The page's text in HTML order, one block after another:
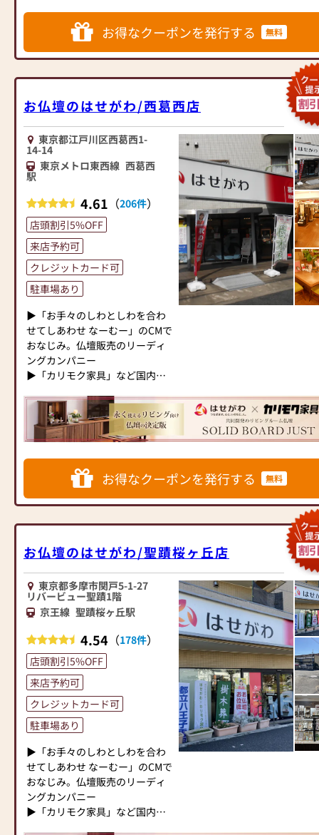
神・仏具の専門店として多くの
お客様に支えられてまいりまし
た。製造から販売まで、より迅
する事をモットーに、日々精進
お客様のお近くの仏壇店、お仏
壇の日本堂町田駅前店に何なり
とお申し付け頂きますようにお
願いを申し上げます。
東京都伝統工芸品の東京仏壇を
はじめ唐木仏壇・現代仏壇・家
具調仏壇を展示し、お客様のご
来店をお待ちしております。
小田急町田駅前店店頭スタッフ
は仏事コーディネーター(ゴール
ド2名・シルバー1名）をはじ
め、お仏壇の日本堂町田駅前店
するお悩み事・お困りごとを仏
壇・仏具にこだわらず、仏事全
般何でも承ります。お気軽にお
問合せ下さい。
《《 当店でお買い替えのお客
様に限り古いお仏壇を無料で引
き取ります！！》》
※お仏壇ご購入のお客様。但し
お仏壇のお引取り地域、お仏壇
いただく場合がございます。
多種多様なお仏壇展示しており
お位牌、お線香、ローソク、お
仏具、神具まで豊富にご用意し
ております。
気軽に入って頂けるアットホー
ムな店舗となっておりますの
で、お気軽にご来店下さい。
☆仏事のお困りごと、ご質問等
ありましたらお気軽にご来店下
さい。また、外出が難しい方、
お気軽にお電話下さい。お位牌
の作成等はお客様のご自宅に当
際のお仏壇をお客様のご自宅で
見て頂けます。もちろん、感染
症対策は徹底させて頂きます☆
◆〖配達してもらえないかし
ら。お位牌もどこにお祀りした
刻、仏像の種類も豊富にご用意
しておりますので、心からご供
養いただける仏壇を見つけてい
ただけます。
さらに、仏具も充実しておりま
立てなど、お仏壇のセットや個
別のアイテムも豊富に揃えてお
ります。お好みやご自宅のお仏
壇に合わせて、お求めいただけ
ます。
当店の魅力は、品質と価格のバ
ランスです。品質に妥協せず、
お求めやすい価格を実現してい
ます。お客様に長くご利用いた
だけるような耐久性のある商品
を取り扱っておりますので、安
心してお買い物をお楽しみいた
だけます。
ご要望に丁寧にお応えいたしま
す。お仏壇や仏具に関するご質
問やご相談にも親身にお答え
し、最適なアドバイスをいたし
ます。お客様のご満足度を最優
先に考え、心からのおもてなし
を提供いたします。
お仏壇のはせがわでは、お客様
の大切なご供養に寄り添い、お
ひ一度、当店にお越しくださ
い。心地よい空間で、お仏壇や
仏具をご覧いただけます。スタ
ります。」
チを提案します。
≪はせがわ店舗サービスのご案
●仏壇・仏具・お墓・相続・遺
品整理のご相談
●ご来店予約(ページ内の「来店
予約ボタン」からお申込くださ
い)
●お電話(ご相談や商品のご注文
を承ります。お電話時に「いい
仏壇を見た」とお伝えください)
●訪問(はせがわの専門スタッフ
がご相談や商品ご購入のお手続
きを致します)
≪お仏壇のはせがわよりお客様
へ≫
「仏壇や仏具をお探しでした
越しください。当店は幅広い品
揃えとリーズナブルな価格でお
客様をお迎えしています。
仏壇には様々な種類がございま
す。伝統的な木製の仏壇やモダ
ンなデザインの仏壇、またコン
パクトなサイズの仏壇など、お
客様のご要望に合わせて選ぶこ
とができます。仏壇の素材や彫
刻、仏像の種類も豊富にご用意
しておりますので、心からご供
養いただける仏壇を見つけてい
ただけます。
立てなど、お仏壇のセットや個
別のアイテムも豊富に揃えてお
ります。お好みやご自宅のお仏
壇に合わせて、お求めいただけ
ます。
当店の魅力は、品質と価格のバ
ランスです。品質に妥協せず、
お求めやすい価格を実現してい
ます。お客様に長くご利用いた
だけるような耐久性のある商品
を取り扱っておりますので、安
心してお買い物をお楽しみいた
だけます。
ご要望に丁寧にお応えいたしま
す。お仏壇や仏具に関するご質
問やご相談にも親身にお答え
し、最適なアドバイスをいたし
ます。お客様のご満足度を最優
先に考え、心からのおもてなし
国内130店舗以上のスケールメ
リットと東証上場の信頼。創業
以来、親切・丁寧な説明と対応
を心がけ、年間約25,000基のお
仏壇、約3,000基のお墓を納めて
では、さまざまな供養（対話の
場づくり）の形をご提案してお
ります。ご自身、ご家族にあっ
た供養の形について、迷うこと
や、お困りのことなどございま
したら、ぜひ、お気軽にご相談
ください。店内にはお仏壇・お
仏具・お位牌・お線香・お念珠
等、豊富にご用意しておりま
す。1,000種類以上の組み合わせ
の中からお客様に合ったお仏
壇・お仏具をご提案いたしま
す。
≪「カリモク家具」との協同開
発≫
お仏壇のはせがわは、日本を代
表する家具メーカー「カリモク
家具」との協同開発で、現代の
住宅にあったモダンなお仏壇を
作っています。他にも国内の家
具専門メーカーと作り上げたお
仏壇コレクションがあり、祈る
チを提案します。
≪はせがわ店舗サービスのご案
●仏壇・仏具・お墓・相続・遺
品整理のご相談
●ご来店予約(ページ内の「来店
予約ボタン」からお申込くださ
い)
●お電話(ご相談や商品のご注文
を承ります。お電話時に「いい
仏壇を見た」とお伝えください)
●訪問(はせがわの専門スタッフ
がご相談や商品ご購入のお手続
きを致します)
≪お仏壇のはせがわよりお客様
へ≫
「仏壇や仏具をお探しでした
ら、ぜひお仏壇のはせがわにお
越しください。当店は幅広い品
揃えとリーズナブルな価格でお
客様をお迎えしています。
仏壇には様々な種類がございま
お得なクーポンを発行する 無料
お仏壇のはせがわ/西葛西店
東京都江戸川区西葛西1-
14-14
東京メトロ東西線 西葛西
駅
4.61 （206件）
店頭割引5%OFF
来店予約可
クレジットカード可
駐車場あり
▶「お手々のしわとしわを合わ
せてしあわせ なーむー」のCMで
おなじみ。仏壇販売のリーディ
ングカンパニー
▶「カリモク家具」など国内家
ンテリアにマッチするお仏壇を
展開
リットと東証上場の信頼。創業
以来、親切・丁寧な説明と対応
を心がけ、年間約25,000基のお
仏壇、約3,000基のお墓を納めて
では、さまざまな供養（対話の
場づくり）の形をご提案してお
ります。ご自身、ご家族にあっ
た供養の形について、迷うこと
や、お困りのことなどございま
ください。店内にはお仏壇・お
仏具・お位牌・お線香・お念珠
等、豊富にご用意しておりま
す。1,000種類以上の組み合わせ
の中からお客様に合ったお仏
壇・お仏具をご提案いたしま
す。
≪「カリモク家具」との協同開
発≫
お仏壇のはせがわは、日本を代
表する家具メーカー「カリモク
お得なクーポンを発行する 無料
お仏壇のはせがわ/聖蹟桜ヶ丘店
東京都多摩市関戸5-1-27
リバービュー聖蹟1階
京王線 聖蹟桜ヶ丘駅
4.54 （178件）
店頭割引5%OFF
来店予約可
クレジットカード可
駐車場あり
▶「お手々のしわとしわを合わ
せてしあわせ なーむー」のCMで
おなじみ。仏壇販売のリーディ
ングカンパニー
▶「カリモク家具」など国内家